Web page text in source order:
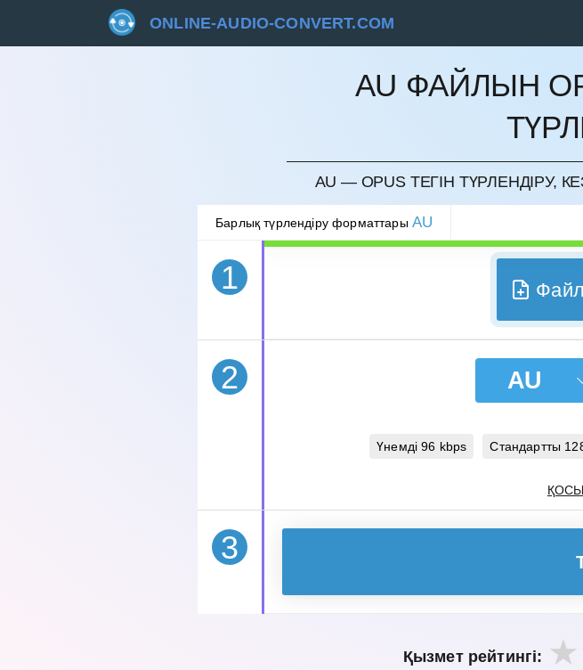
ONLINE-AUDIO-CONVERT.COM
AU ФАЙЛЫН
AU — OPUS ТЕГІН ТҮРЛЕНДІРУ,
Барлық түрлендіру форматтары AU
1
БОЛДЫРМАУ
2 AU
Үнемді 96 kbps Стандартты
3
Қызмет рейтингі: